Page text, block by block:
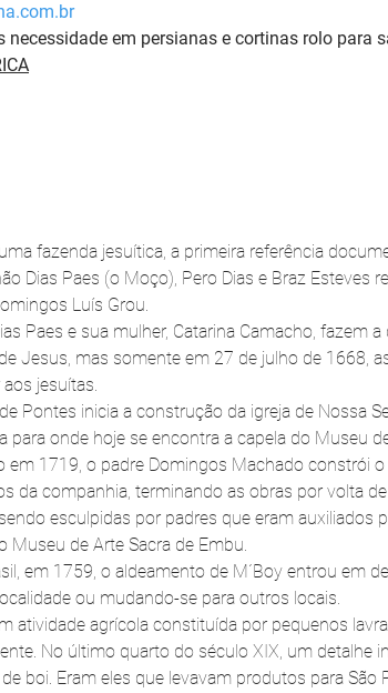
em persianas e cortinas rolo para
fazenda jesuítica, a primeira referência
Dias Paes (o Moço), Pero Dias e Braz Esteves
Luís Grou.
Paes e sua mulher, Catarina Camacho, fazem
Jesus, mas somente em 27 de julho de 1668,
jesuítas.
Pontes inicia a construção da igreja de Nossa
para onde hoje se encontra a capela do Museu
em 1719, o padre Domingos Machado constrói
da companhia, terminando as obras por volta
esculpidas por padres que eram auxiliados
Museu de Arte Sacra de Embu.
em 1759, o aldeamento de M´Boy entrou em
ou mudando-se para outros locais.
atividade agrícola constituída por pequenos
No último quarto do século XIX, um detalhe
boi. Eram eles que levavam produtos para São